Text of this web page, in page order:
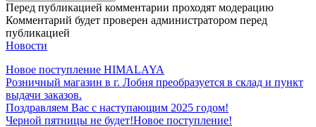
Перед публикацией комментарии проходят модерацию
Комментарий будет проверен администратором перед
публикацией
Новости
Новое поступление HIMALAYA
Розничный магазин в г. Лобня преобразуется в склад и пункт
выдачи заказов.
Поздравляем Вас с наступающим 2025 годом!
Черной пятницы не будет!Новое поступление!